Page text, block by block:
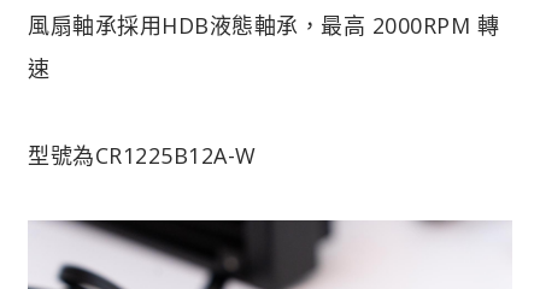
風扇軸承採用HDB液態軸承，最高 2000RPM 轉
速
型號為CR1225B12A-W